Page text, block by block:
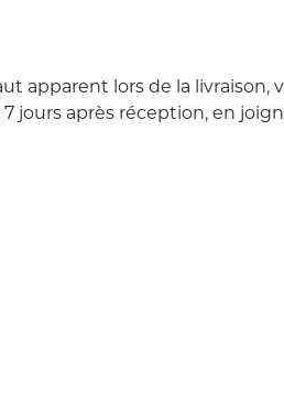
apparent lors de la livraison,
jours après réception, en